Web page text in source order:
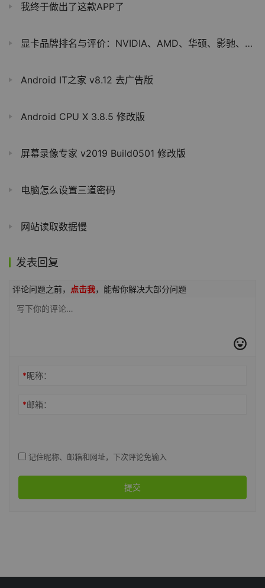
我终于做出了这款APP了
显卡品牌排名与评价：NVIDIA、AMD、华硕、影驰、七彩虹
Android IT之家 v8.12 去广告版
Android CPU X 3.8.5 修改版
屏幕录像专家 v2019 Build0501 修改版
电脑怎么设置三道密码
网站读取数据慢
发表回复
评论问题之前， 点击我，能帮你解决大部分问题
*昵称：
*邮箱：
记住昵称、邮箱和网址，下次评论免输入
提交